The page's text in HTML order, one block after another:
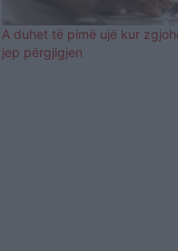
A duhet të pimë ujë kur
jep përgjigjen